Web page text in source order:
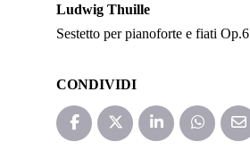
Ludwig Thuille
Sestetto per pianoforte e fiati Op.6
CONDIVIDI